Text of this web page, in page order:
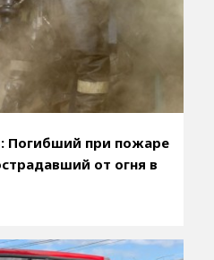
Погибший при пожаре
от огня в